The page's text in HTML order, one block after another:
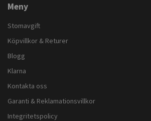
Meny
Stomavgift
Köpvillkor & Returer
Blogg
Klarna
Kontakta oss
Garanti & Reklamationsvillkor
Integritetspolicy